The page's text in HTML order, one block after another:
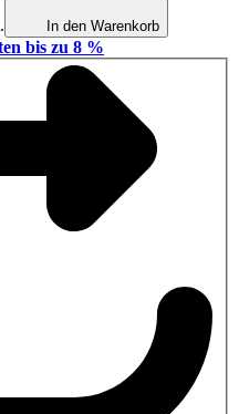
In den Warenkorb
bis zu 8 %